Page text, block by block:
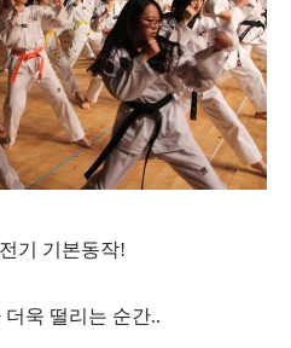
기 기본동작!
욱 떨리는 순간..